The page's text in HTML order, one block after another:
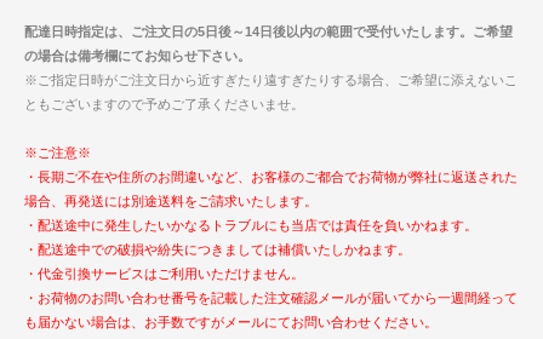
配達日時指定は、ご注文日の5日後～14日後以内の範囲で受付いたします。ご希望
の場合は備考欄にてお知らせ下さい。
※ご指定日時がご注文日から近すぎたり遠すぎたりする場合、ご希望に添えないこ
ともございますので予めご了承くださいませ。
※ご注意※
・長期ご不在や住所のお間違いなど、お客様のご都合でお荷物が弊社に返送された
場合、再発送には別途送料をご請求いたします。
・配送途中に発生したいかなるトラブルにも当店では責任を負いかねます。
・配送途中での破損や紛失につきましては補償いたしかねます。
・代金引換サービスはご利用いただけません。
・お荷物のお問い合わせ番号を記載した注文確認メールが届いてから一週間経って
も届かない場合は、お手数ですがメールにてお問い合わせください。